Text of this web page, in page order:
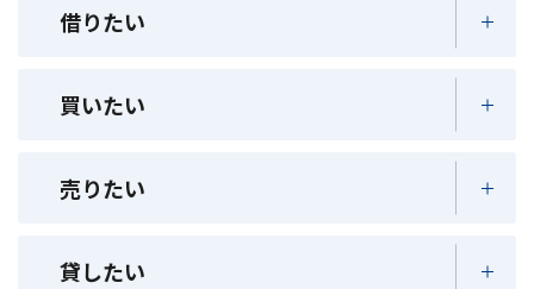
借りたい
買いたい
売りたい
貸したい